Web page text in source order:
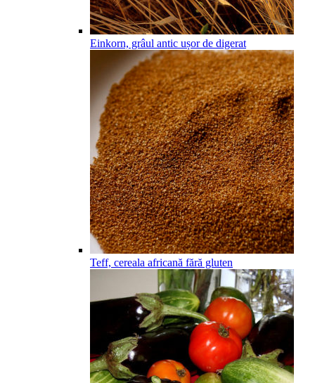
Einkorn, grâul antic ușor de digerat
Teff, cereala africană fără gluten